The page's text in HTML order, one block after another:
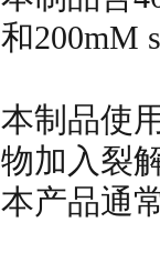
和200mM
本制品使
物加入裂
本产品通